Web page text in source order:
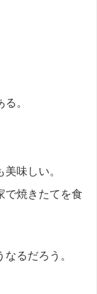
。
味しい。
で焼きたてを食
るだろう。